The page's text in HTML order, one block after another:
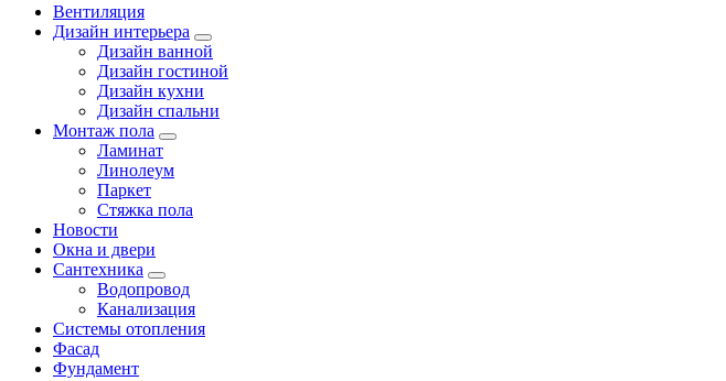
Вентиляция
Дизайн интерьера
Дизайн ванной
Дизайн гостиной
Дизайн кухни
Дизайн спальни
Монтаж пола
Ламинат
Линолеум
Паркет
Стяжка пола
Новости
Окна и двери
Сантехника
Водопровод
Канализация
Системы отопления
Фасад
Фундамент